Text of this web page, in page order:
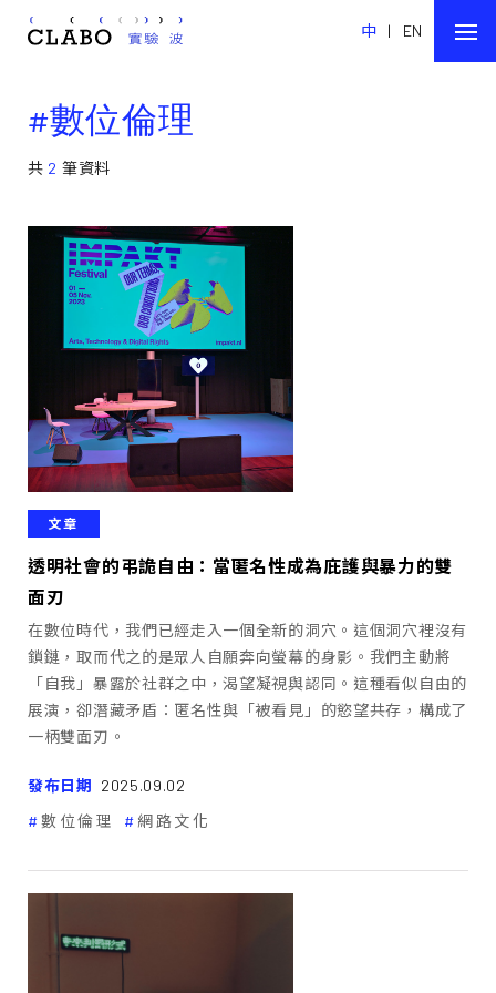
中 | EN
#數位倫理
共 2 筆資料
文章
透明社會的弔詭自由：當匿名性成為庇護與暴力的雙
面刃
在數位時代，我們已經走入一個全新的洞穴。這個洞穴裡沒有
鎖鏈，取而代之的是眾人自願奔向螢幕的身影。我們主動將
「自我」暴露於社群之中，渴望凝視與認同。這種看似自由的
展演，卻潛藏矛盾：匿名性與「被看見」的慾望共存，構成了
一柄雙面刃。
發布日期 2025.09.02
數位倫理
網路文化